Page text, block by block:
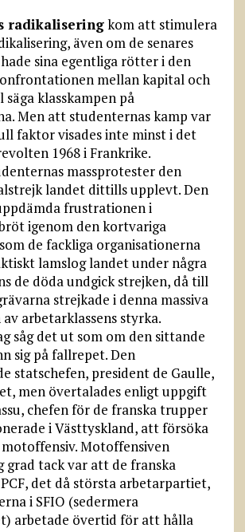
radikaliseringkom att stimulera
även om de senares
sina egentliga rötter i den
mellan kapital och
klasskampen på
Men att studenternas kamp var
faktor visades inte minst i det
1968 i Frankrike.
massprotester den
landet dittills upplevt. Den
frustrationen i
igenom den kortvariga
de fackliga organisationerna
lamslog landet under några
de döda undgick strejken, då till
strejkade i denna massiva
arbetarklassens styrka.
såg det ut som om den sittande
sig på fallrepet. Den
statschefen, president de Gaulle,
men övertalades enligt uppgift
chefen för de franska trupper
i Västtyskland, att försöka
Motoffensiven
grad tack var att de franska
det då största arbetarpartiet,
i SFIO (sedermera
arbetade övertid för att hålla